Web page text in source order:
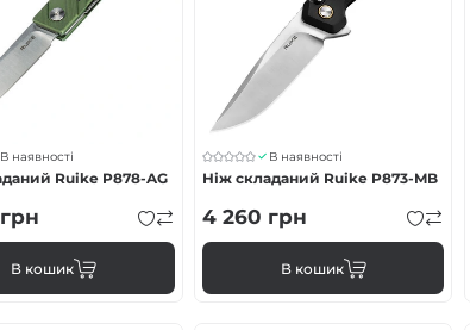
В наявності
Ruike P878-AG
грн
В кошик
В наявності
Ніж складаний Ruike P873-MB
4 260 грн
В кошик